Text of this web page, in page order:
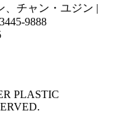
、チャン・ユジン |
9888
PLASTIC